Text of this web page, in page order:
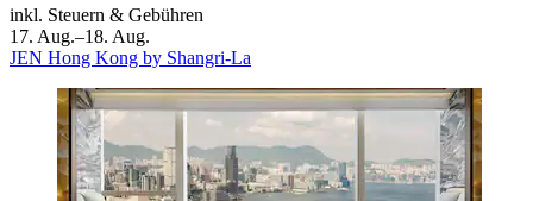
inkl. Steuern & Gebühren
17. Aug.–18. Aug.
JEN Hong Kong by Shangri-La